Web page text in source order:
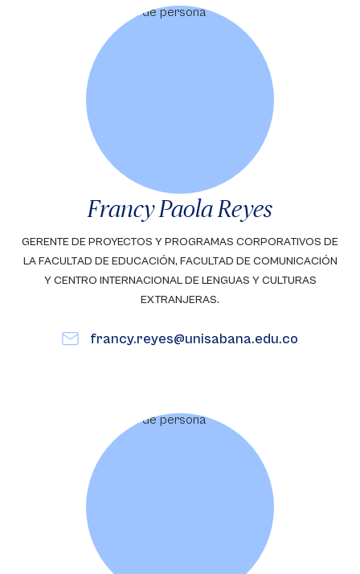
Francy Paola Reyes
GERENTE DE PROYECTOS Y PROGRAMAS CORPORATIVOS DE
LA FACULTAD DE EDUCACIÓN, FACULTAD DE COMUNICACIÓN
Y CENTRO INTERNACIONAL DE LENGUAS Y CULTURAS
EXTRANJERAS.
francy.reyes@unisabana.edu.co